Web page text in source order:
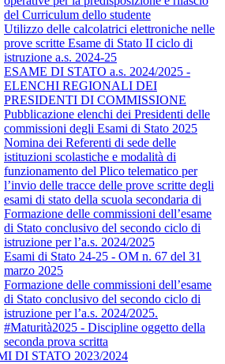
del Curriculum dello studente
Utilizzo delle calcolatrici elettroniche nelle
prove scritte Esame di Stato II ciclo di
istruzione a.s. 2024-25
ESAME DI STATO a.s. 2024/2025 -
ELENCHI REGIONALI DEI
PRESIDENTI DI COMMISSIONE
Pubblicazione elenchi dei Presidenti delle
commissioni degli Esami di Stato 2025
Nomina dei Referenti di sede delle
istituzioni scolastiche e modalità di
funzionamento del Plico telematico per
l’invio delle tracce delle prove scritte degli
esami di stato della scuola secondaria di
Formazione delle commissioni dell’esame
di Stato conclusivo del secondo ciclo di
istruzione per l’a.s. 2024/2025
Esami di Stato 24-25 - OM n. 67 del 31
marzo 2025
Formazione delle commissioni dell’esame
di Stato conclusivo del secondo ciclo di
istruzione per l’a.s. 2024/2025.
#Maturità2025 - Discipline oggetto della
seconda prova scritta
DI STATO 2023/2024